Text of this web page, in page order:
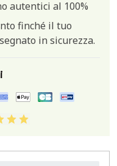
autentici al 100%
finché il tuo
in sicurezza.